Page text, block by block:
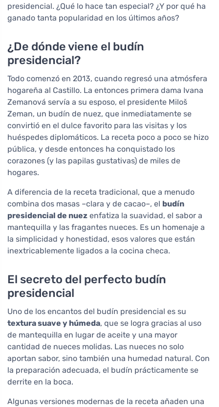
presidencial. ¿Qué lo hace tan especial? ¿Y por qué ha
ganado tanta popularidad en los últimos años?
¿De dónde viene el budín
presidencial?
Todo comenzó en 2013, cuando regresó una atmósfera
hogareña al Castillo. La entonces primera dama Ivana
Zemanová servía a su esposo, el presidente Miloš
Zeman, un budín de nuez, que inmediatamente se
convirtió en el dulce favorito para las visitas y los
huéspedes diplomáticos. La receta poco a poco se hizo
pública, y desde entonces ha conquistado los
corazones (y las papilas gustativas) de miles de
hogares.
A diferencia de la receta tradicional, que a menudo
combina dos masas –clara y de cacao–, el budín
presidencial de nuez enfatiza la suavidad, el sabor a
mantequilla y las fragantes nueces. Es un homenaje a
la simplicidad y honestidad, esos valores que están
inextricablemente ligados a la cocina checa.
El secreto del perfecto budín
presidencial
Uno de los encantos del budín presidencial es su
textura suave y húmeda, que se logra gracias al uso
de mantequilla en lugar de aceite y una mayor
cantidad de nueces molidas. Las nueces no solo
aportan sabor, sino también una humedad natural. Con
la preparación adecuada, el budín prácticamente se
derrite en la boca.
Algunas versiones modernas de la receta añaden una